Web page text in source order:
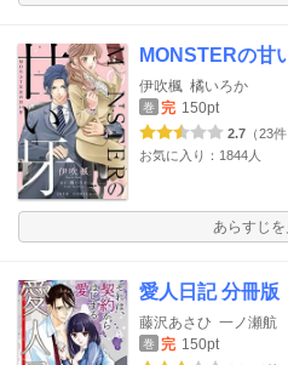
MONSTERの甘
伊吹楓 橘いろか
巻 完 150pt
2.7 （23件
お気に入り：1844人
あらすじ
愛人日記 分冊版
藤沢あさひ 一ノ瀬航
巻 完 150pt